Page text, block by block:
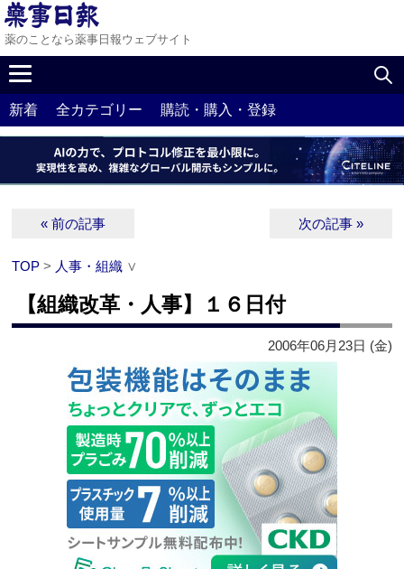
薬のことなら薬事日報ウェブサイト
新着 全カテゴリー 購読・購入・登録
« 前の記事 次の記事 »
TOP > 人事・組織 ∨
【組織改革・人事】１６日付
2006年06月23日 (金)